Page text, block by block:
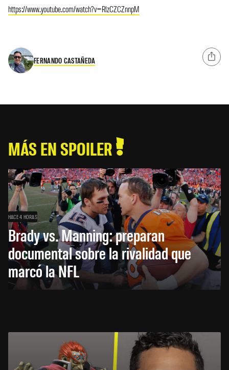
https://www.youtube.com/watch?v=RlzCZCZnnpM
FERNANDO CASTAÑEDA
MÁS EN SPOILER
HACE 4 HORAS
Brady vs. Manning: preparan
documental sobre la rivalidad que
marcó la NFL